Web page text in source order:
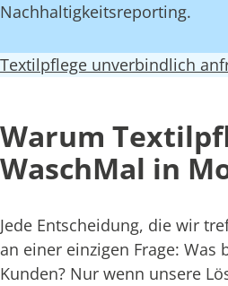
Nachhaltigkeitsreporting.
Textilpflege unverbindlich
Warum
WaschMal in
Jede Entscheidung, die wir
an einer einzigen Frage: Was
Kunden? Nur wenn unsere